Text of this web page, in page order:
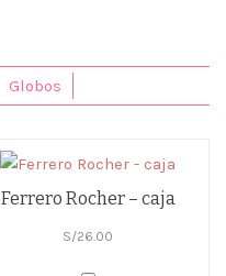
Globos
Ferrero Rocher – caja
S/26.00